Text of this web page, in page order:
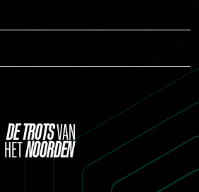
DETROTSVAN
HETNOORDEN